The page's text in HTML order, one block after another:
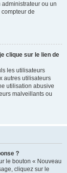
ou un
de
clique sur le lien de
les utilisateurs
autres utilisateurs
utilisation abusive
malveillants ou
?
le bouton « Nouveau
cliquez sur le